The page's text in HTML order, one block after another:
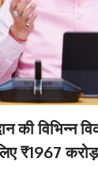
की विभिन्न
₹1967